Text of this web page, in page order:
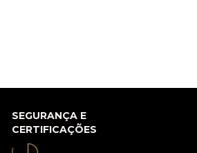
SEGURANÇA E
CERTIFICAÇÕES